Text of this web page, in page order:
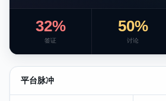
32%
签证
50%
讨论
平台脉冲